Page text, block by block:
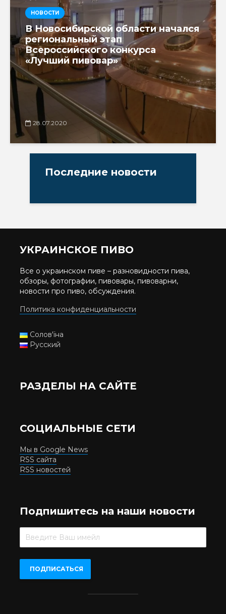
НОВОСТИ
В Новосибирской области начался
региональный этап
Всероссийского конкурса
«Лучший пивовар»
28.07.2020
Последние новости
УКРАИНСКОЕ ПИВО
Все о украинском пиве – разновидности пива,
обзоры, фотографии, пивовары, пивоварни,
новости про пиво, обсуждения.
Политика конфиденциальности
Солов'їна
Русский
РАЗДЕЛЫ НА САЙТЕ
СОЦИАЛЬНЫЕ СЕТИ
Мы в Google News
RSS сайта
RSS новостей
Подпишитесь на наши новости